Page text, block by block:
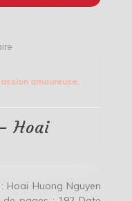
on
–
Nguyen
amoureuse,
Hoai
Hoai Huong Nguyen